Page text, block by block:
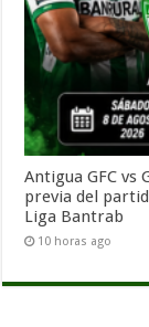
Antigua GFC vs
previa del
Liga Bantrab
10 horas ago